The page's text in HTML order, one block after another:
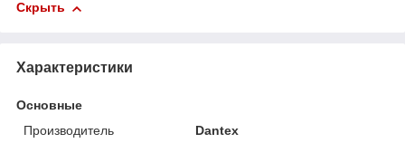
Скрыть
Характеристики
Основные
Производитель
Dantex